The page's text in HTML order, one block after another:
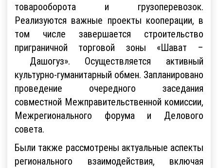
товарооборота и грузоперевозок.
Реализуются важные проекты кооперации, в
том числе завершается строительство
приграничной торговой зоны «Шават –
Дашогуз». Осуществляется активный
культурно-гуманитарный обмен. Запланировано
проведение очередного заседания
совместной Межправительственной комиссии,
Межрегионального форума и Делового
совета.
Были также рассмотрены актуальные аспекты
регионального взаимодействия, включая